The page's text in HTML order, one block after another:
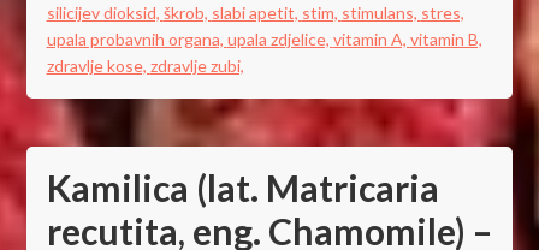
silicijev dioksid, škrob, slabi apetit, stim, stimulans, stres,
upala probavnih organa, upala zdjelice, vitamin A, vitamin B,
zdravlje kose, zdravlje zubi,
Kamilica (lat. Matricaria
recutita, eng. Chamomile) –